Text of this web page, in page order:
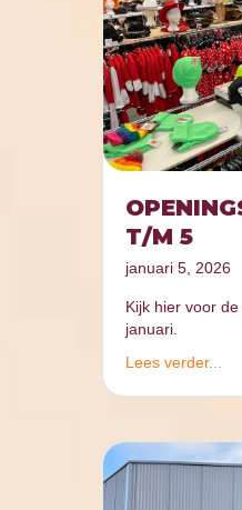
T/M 5
januari 5, 2026
Kijk hier voor
januari.
Lees verder...